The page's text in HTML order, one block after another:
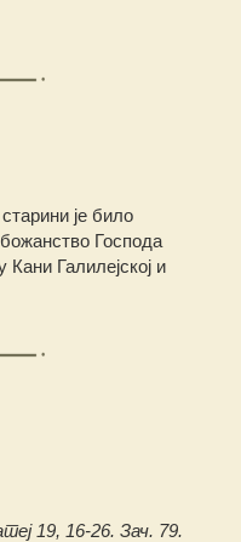
је било
божанство Господа
Галилејској и
19, 16-26. Зач. 79.